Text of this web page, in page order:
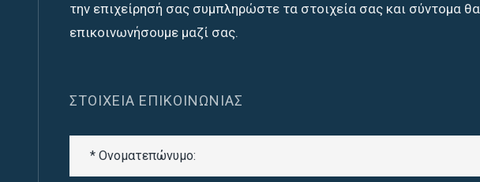
την επιχείρησή σας συμπληρώστε τα στοιχεία σας και σύντομα θα
επικοινωνήσουμε μαζί σας.
ΣΤΟΙΧΕΊΑ ΕΠΙΚΟΙΝΩΝΊΑΣ